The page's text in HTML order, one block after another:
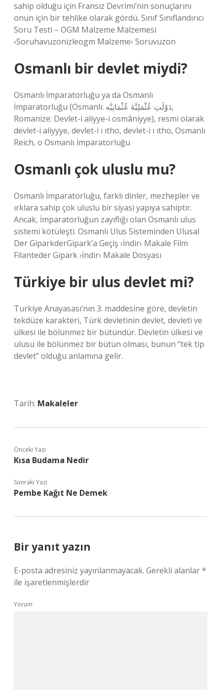
sahip olduğu için Fransız Devrimi’nin sonuçlarını
onun için bir tehlike olarak gördü. Sınıf Sınıflandırıcı
Soru Testi – OGM Malzeme Malzemesi
›Soruhavuzonizleogm Malzeme› Soruvuzon
Osmanlı bir devlet miydi?
Osmanlı İmparatorluğu ya da Osmanlı
İmparatorluğu (Osmanlı: دَوْلَتِ عُثْمَلِيَّهٔ عُثْمَانِیَّه,
Romanize: Devlet-i aliyye-i osmâniyye), resmi olarak
devlet-i aliyyye, devlet-i ı ıtho, devlet-i ı ıtho, Osmanlı
Reich, o Osmanlı İmparatorluğu
Osmanlı çok uluslu mu?
Osmanlı İmparatorluğu, farklı dinler, mezhepler ve
ırklara sahip çok uluslu bir siyasi yapıya sahiptir.
Ancak, İmparatorluğun zayıflığı olan Osmanlı ulus
sistemi kötüleşti. Osmanlı Ulus Sisteminden Ulusal
Der GiparkderGipark’a Geçiş ›İndir› Makale Film
Filanteder Gipark ›İndir› Makale Dosyası
Türkiye bir ulus devlet mi?
Turkiye Anayasası’nın 3. maddesine göre, devletin
tekdüze karakteri, Türk devletinin devlet, devleti ve
ülkesi ile bölünmez bir bütündür. Devletin ülkesi ve
ulusu ile bölünmez bir bütün olması, bunun “tek tip
devlet” olduğu anlamına gelir.
Tarih: Makaleler
Önceki Yazı
Kısa Budama Nedir
Sonraki Yazı
Pembe Kağıt Ne Demek
Bir yanıt yazın
E-posta adresiniz yayınlanmayacak. Gerekli alanlar*
ile işaretlenmişlerdir
Yorum